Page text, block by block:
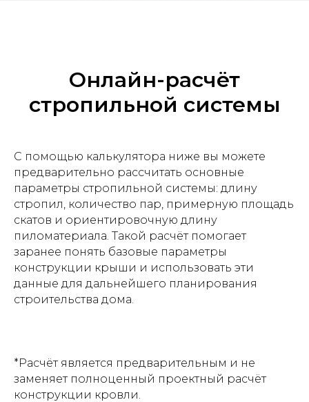
Онлайн-расчёт
стропильной системы
С помощью калькулятора ниже вы можете
предварительно рассчитать основные
параметры стропильной системы: длину
стропил, количество пар, примерную площадь
скатов и ориентировочную длину
пиломатериала. Такой расчёт помогает
заранее понять базовые параметры
конструкции крыши и использовать эти
данные для дальнейшего планирования
строительства дома.
*Расчёт является предварительным и не
заменяет полноценный проектный расчёт
конструкции кровли.